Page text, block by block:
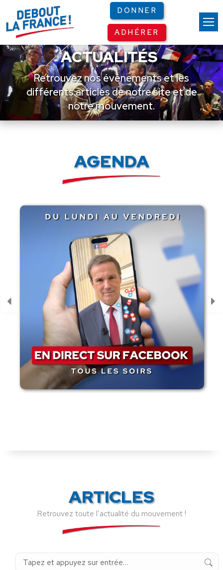
DONNER
ADHÉRER
ACTUALITÉS
Retrouvez nos événements et les
différents articles de notre site et de
notre mouvement.
AGENDA
ARTICLES
Retrouvez toute l’actualité du mouvement !
Recherche
Panneau de gestion des cookies